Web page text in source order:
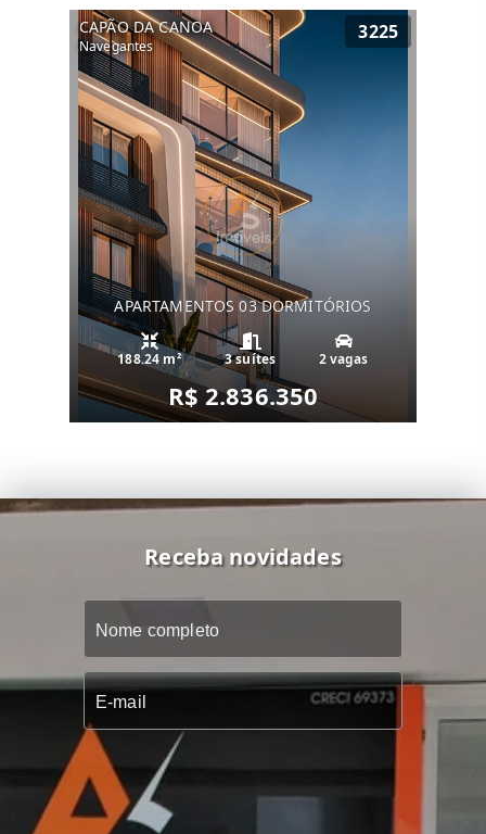
CAPÃO DA CANOA
Navegantes
3225
APARTAMENTOS 03 DORMITÓRIOS
188.24 m² 3 suítes 2 vagas
R$ 2.836.350
Receba novidades